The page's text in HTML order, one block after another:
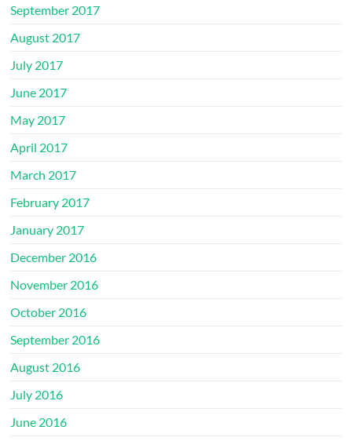
September 2017
August 2017
July 2017
June 2017
May 2017
April 2017
March 2017
February 2017
January 2017
December 2016
November 2016
October 2016
September 2016
August 2016
July 2016
June 2016